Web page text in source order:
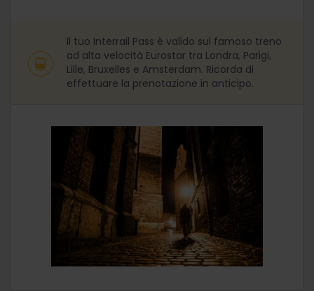
Il tuo Interrail Pass è valido sul famoso treno
ad alta velocità Eurostar tra Londra, Parigi,
Lille, Bruxelles e Amsterdam. Ricorda di
effettuare la prenotazione in anticipo.